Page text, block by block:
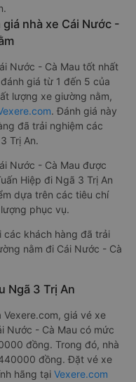
nhà xe Cái Nước -
Nước - Cà Mau tốt nhất
giá từ 1 đến 5 của
lượng xe giường nằm,
. Đánh giá này
đã trải nghiệm các
Trị An.
Nước - Cà Mau được
Hiệp đi Ngã 3 Trị An
dựa trên các tiêu chí
phục vụ.
khách hàng đã trải
nằm đi Cái Nước - Cà
Ngã 3 Trị An
giá vé xe
Nước - Cà Mau có mức
đồng. Trong đó, nhà
đồng. Đặt vé xe
hãng tại Vexere.com